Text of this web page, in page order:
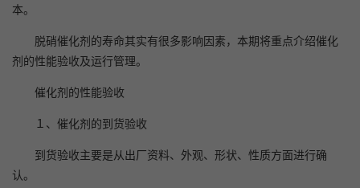
本。
脱硝催化剂的寿命其实有很多影响因素，本期将重点介绍催化
剂的性能验收及运行管理。
催化剂的性能验收
１、催化剂的到货验收
到货验收主要是从出厂资料、外观、形状、性质方面进行确
认。